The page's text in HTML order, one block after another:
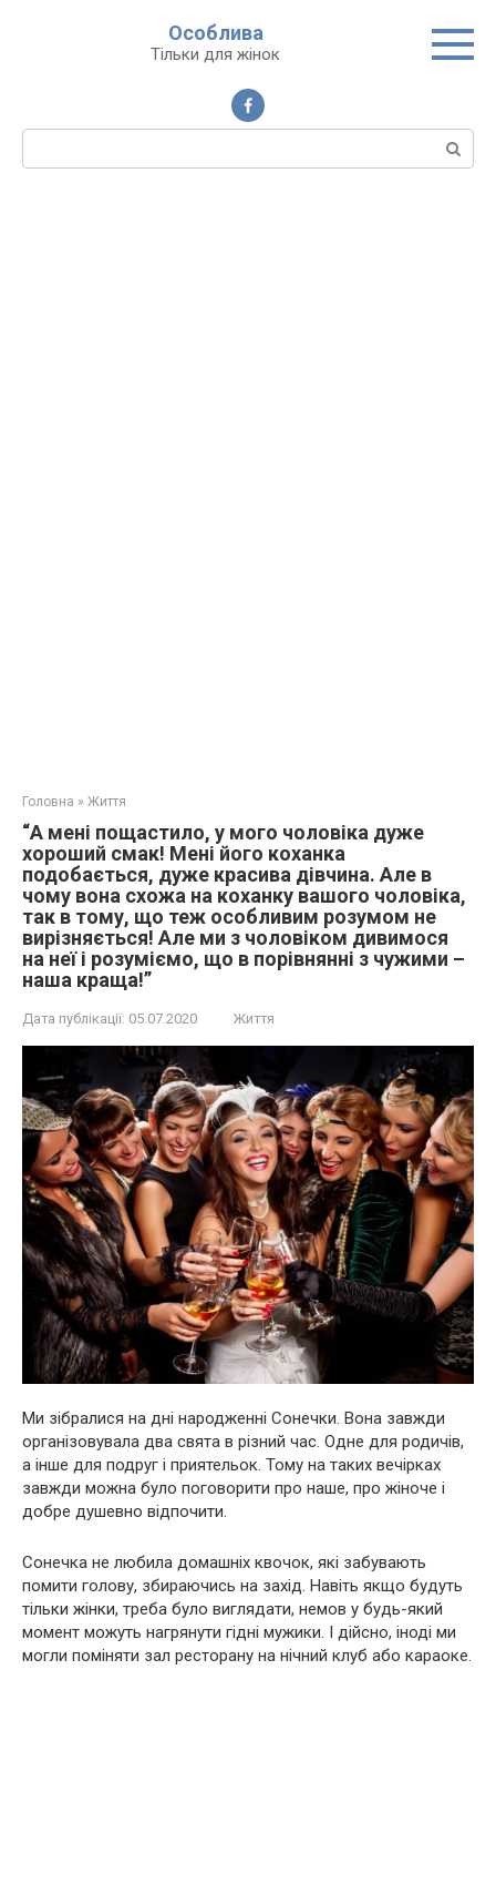
Особлива
Тільки для жінок
Пошук:
Головна » Життя
“А мені пощастило, у мого чоловіка дуже
хороший смак! Мені його коханка
подобається, дуже красива дівчина. Але в
чому вона схожа на коханку вашого чоловіка,
так в тому, що теж особливим розумом не
вирізняється! Але ми з чоловіком дивимося
на неї і розуміємо, що в порівнянні з чужими –
наша краща!”
Дата публікації: 05.07.2020 Життя
Ми зібралися на дні народженні Сонечки. Вона завжди
організовувала два свята в різний час. Одне для родичів,
а інше для подруг і приятельок. Тому на таких вечірках
завжди можна було поговорити про наше, про жіноче і
добре душевно відпочити.
Сонечка не любила домашніх квочок, які забувають
помити голову, збираючись на захід. Навіть якщо будуть
тільки жінки, треба було виглядати, немов у будь-який
момент можуть нагрянути гідні мужики. І дійсно, іноді ми
могли поміняти зал ресторану на нічний клуб або караоке.